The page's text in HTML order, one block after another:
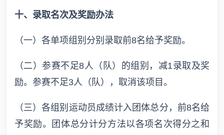
十、录取名次及奖励办法
（一）各单项组别分别录取前8名给予奖励。
（二）参赛不足8人（队）的组别，减1录取及奖
励。参赛不足3人（队），取消该项目。
（三）各组别运动员成绩计入团体总分，前8名给
予奖励。团体总分计分方法以各项名次得分之和